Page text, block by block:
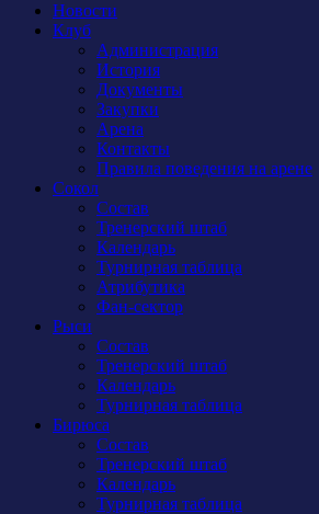
Новости
Клуб
Администрация
История
Документы
Закупки
Арена
Контакты
Правила поведения на арене
Сокол
Состав
Тренерский штаб
Календарь
Турнирная таблица
Атрибутика
Фан-сектор
Рыси
Состав
Тренерский штаб
Календарь
Турнирная таблица
Бирюса
Состав
Тренерский штаб
Календарь
Турнирная таблица